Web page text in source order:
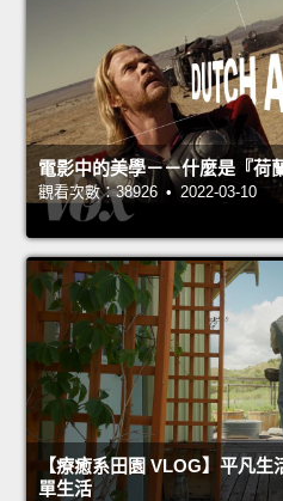
電影中的美學－－什麼是『荷
觀看次數：38926 • 2022-03-10
【療癒系田園 VLOG】平凡
單生活